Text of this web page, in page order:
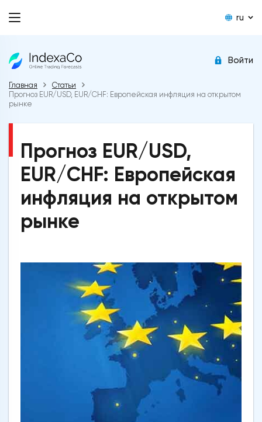
ru
Войти
Главная
Статьи
Прогноз EUR/USD, EUR/CHF: Европейская инфляция на открытом
рынке
Прогноз EUR/USD,
EUR/CHF: Европейская
инфляция на открытом
рынке